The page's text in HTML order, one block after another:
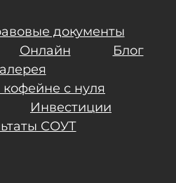
документы
Онлайн
Блог
с нуля
Инвестиции
СОУТ